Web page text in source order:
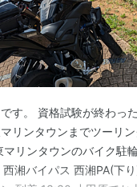
す。 資格試験が終わっ
リンタウンまでツーリ
マリンタウンのバイク駐
湘バイパス 西湘PA(下